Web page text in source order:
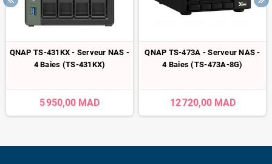
QNAP TS-431KX - Serveur NAS -
4 Baies (TS-431KX)
5 950,00 MAD
QNAP TS-473A - Serveur NAS -
4 Baies (TS-473A-8G)
12 720,00 MAD